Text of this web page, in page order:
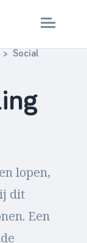
> Social
lopen,
dit
Een